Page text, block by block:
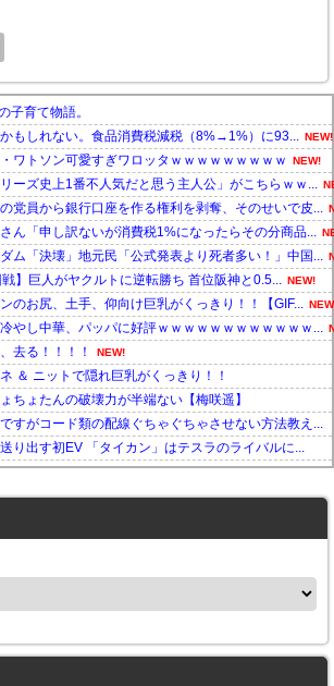
子育て物語。
もしれない。食品消費税減税（8%→1%）に93...
NEW!
ワトソン可愛すぎワロッタｗｗｗｗｗｗｗｗｗ NEW!
ーズ史上1番不人気だと思う主人公」がこちらｗｗ...
党員から銀行口座を作る権利を剥奪、そのせいで皮...
ん「申し訳ないが消費税1%になったらその分商品...
ム「決壊」地元民「公式発表より死者多い！」中国...
】巨人がヤクルトに逆転勝ち 首位阪神と0.5... NEW!
お尻、土手、仰向け巨乳がくっきり！！【GIF...
やし中華、パッパに好評ｗｗｗｗｗｗｗｗｗｗｗｗ...
去る！！！！ NEW!
＆ ニットで隠れ巨乳がくっきり！！
ちょたんの破壊力が半端ない【梅咲遥】
すがコード類の配線ぐちゃぐちゃさせない方法教え...
り出す初EV 「タイカン」はテスラのライバルに...